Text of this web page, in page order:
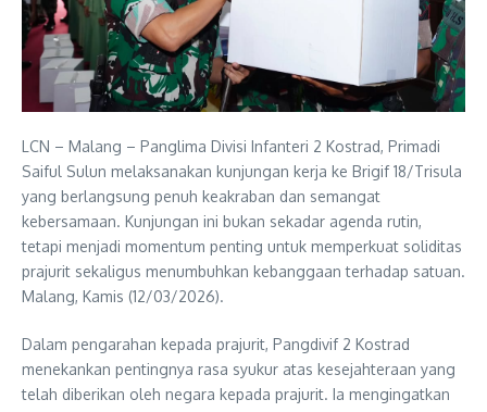
LCN – Malang – Panglima Divisi Infanteri 2 Kostrad, Primadi
Saiful Sulun melaksanakan kunjungan kerja ke Brigif 18/Trisula
yang berlangsung penuh keakraban dan semangat
kebersamaan. Kunjungan ini bukan sekadar agenda rutin,
tetapi menjadi momentum penting untuk memperkuat soliditas
prajurit sekaligus menumbuhkan kebanggaan terhadap satuan.
Malang, Kamis (12/03/2026).
Dalam pengarahan kepada prajurit, Pangdivif 2 Kostrad
menekankan pentingnya rasa syukur atas kesejahteraan yang
telah diberikan oleh negara kepada prajurit. Ia mengingatkan